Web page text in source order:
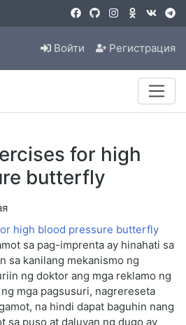
Войти Регистрация
for high
butterfly
sa pag-imprenta ay hinahati sa
sa kanilang mekanismo ng
ng doktor ang mga reklamo ng
mga pagsusuri, nagrereseta
na hindi dapat baguhin nang
sa puso at daluyan ng dugo ay